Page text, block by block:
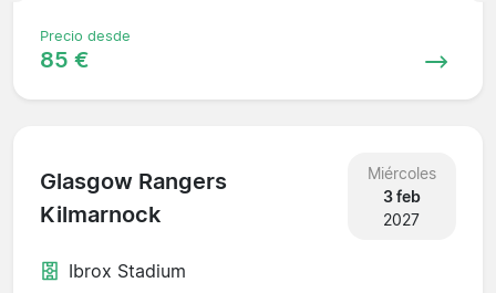
Precio desde
85 €
Glasgow Rangers
Kilmarnock
Miércoles
3 feb
2027
Ibrox Stadium